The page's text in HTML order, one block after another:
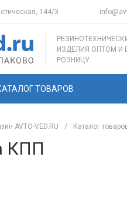
144/3
ИЗДЕЛИЯ ОПТОМ И
РОЗНИЦУ
ТОВАРОВ
AVTO-VED.RU / Каталог
КПП